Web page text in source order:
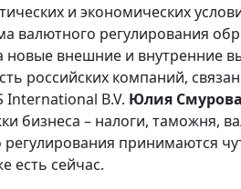
и экономических
валютного регулирования
внешние и внутренние
российских компаний,
International B.V. Юлия Смурова
бизнеса – налоги, таможня,
принимаются
есть сейчас.